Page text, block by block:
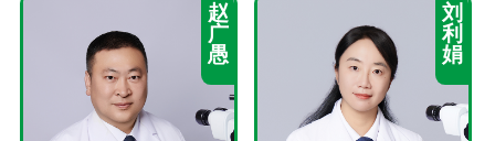
赵
广
愚
刘
利
娟